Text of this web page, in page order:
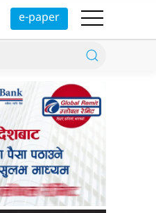
e-paper